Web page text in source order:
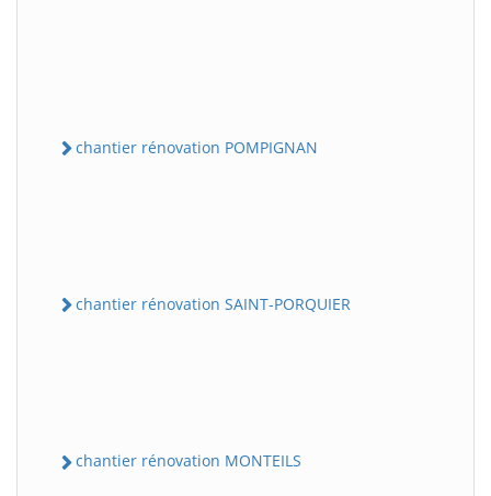
chantier rénovation POMPIGNAN
chantier rénovation SAINT-PORQUIER
chantier rénovation MONTEILS